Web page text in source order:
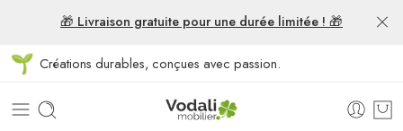
🎁 Livraison gratuite pour une durée limitée ! 🎁
Créations durables, conçues avec passion.